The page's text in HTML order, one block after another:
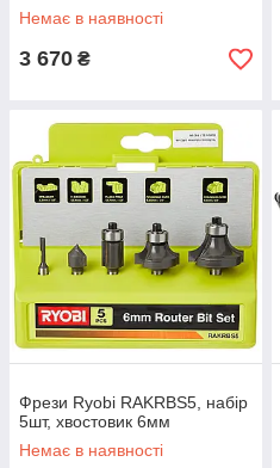
Немає в наявності
3 670 ₴
Фрези Ryobi RAKRBS5, набір
5шт, хвостовик 6мм
Немає в наявності